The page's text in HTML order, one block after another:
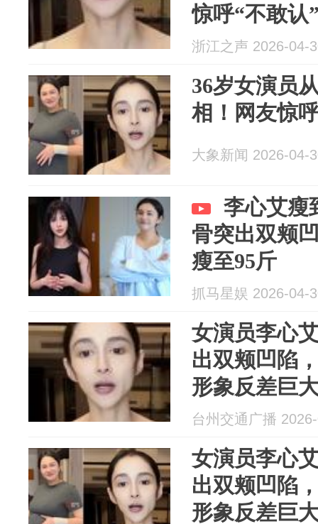
惊呼“不敢认
浙江之声 2026-04-
36岁女演员
相！网友惊
大象新闻 2026-04-
李心艾瘦
骨突出双颊
瘦至95斤
抓马星娱 2026-04-
女演员李心
出双颊凹陷
形象反差巨
台爱情》女
台州交通广播
女演员李心
出双颊凹陷
形象反差巨